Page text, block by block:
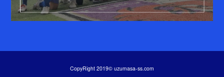
CopyRight 2019© uzumasa-ss.com